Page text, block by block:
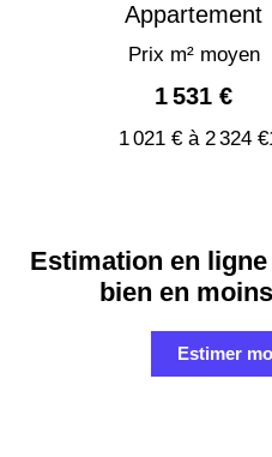
Appartement
Prix m² moyen
1 531 €
1 021 € à 2 324 €
Estimation en
bien en
Estimer